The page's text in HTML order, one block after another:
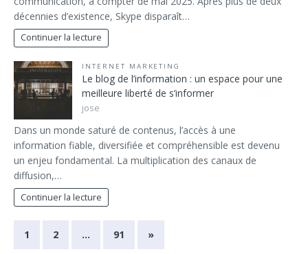
décennies d’existence, Skype disparaît…
Continuer la lecture
INTERNET MARKETING
Le blog de l’information : un espace pour une
meilleure liberté de s’informer
jose
Dans un monde saturé de contenus, l’accès à une
information fiable, diversifiée et compréhensible est devenu
un enjeu fondamental. La multiplication des canaux de
diffusion,…
Continuer la lecture
1 2 … 91 »